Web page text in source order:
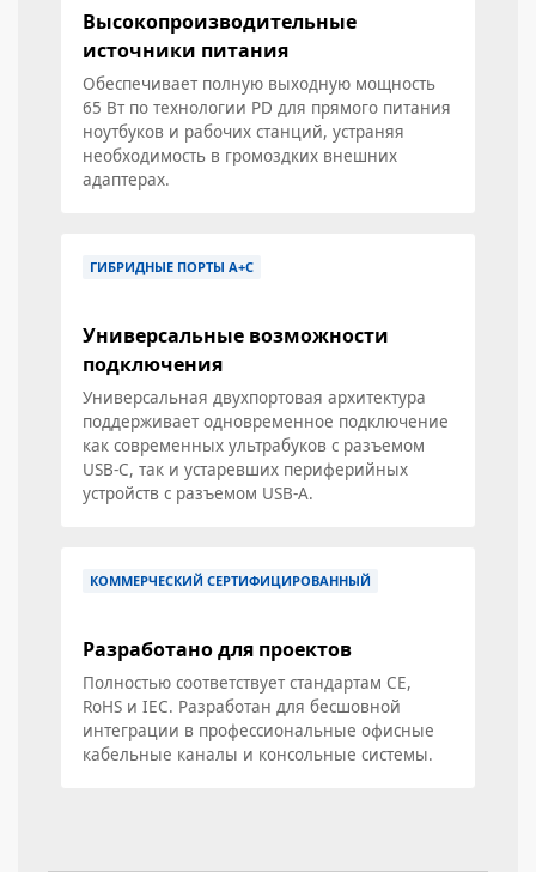
Высокопроизводительные
источники питания
Обеспечивает полную выходную мощность
65 Вт по технологии PD для прямого питания
ноутбуков и рабочих станций, устраняя
необходимость в громоздких внешних
адаптерах.
ГИБРИДНЫЕ ПОРТЫ A+C
Универсальные возможности
подключения
Универсальная двухпортовая архитектура
поддерживает одновременное подключение
как современных ультрабуков с разъемом
USB-C, так и устаревших периферийных
устройств с разъемом USB-A.
КОММЕРЧЕСКИЙ СЕРТИФИЦИРОВАННЫЙ
Разработано для проектов
Полностью соответствует стандартам CE,
RoHS и IEC. Разработан для бесшовной
интеграции в профессиональные офисные
кабельные каналы и консольные системы.